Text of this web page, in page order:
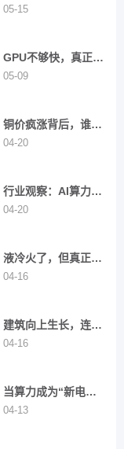
室外主干，很多项目
05-15
GPU不够快，真正的
瓶颈其实在“连接”
05-09
铜价疯涨背后，谁在
为“网络底座”买单？
04-20
行业观察：AI算力革
命驱动下的高密度光
04-20
液冷火了，但真正撑
起算力的是“看不见的
04-16
建筑向上生长，连接
向下扎根
04-16
当算力成为“新电
力”：数据中心正在被
04-13